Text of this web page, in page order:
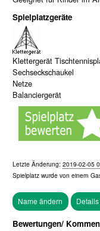
Spielplatzgeräte
Klettergerät
Sechseckschaukel
Netze
Balanciergerät
Letzte Änderung: 2019-02-05
Spielplatz wurde von einem
Bewertungen/